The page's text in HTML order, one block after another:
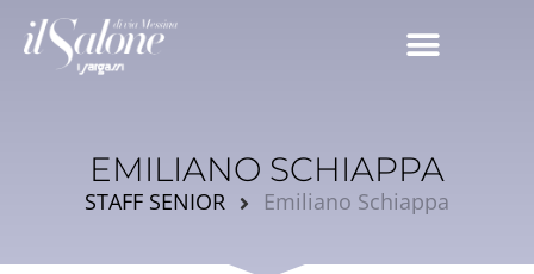
EMILIANO SCHIAPPA
STAFF SENIOR Emiliano Schiappa